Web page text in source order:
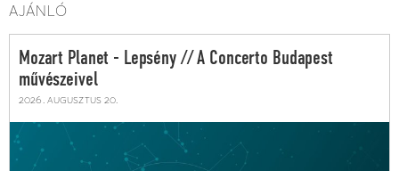
AJÁNLÓ
Mozart Planet - Lepsény // A Concerto Budapest
művészeivel
2026. augusztus 20.